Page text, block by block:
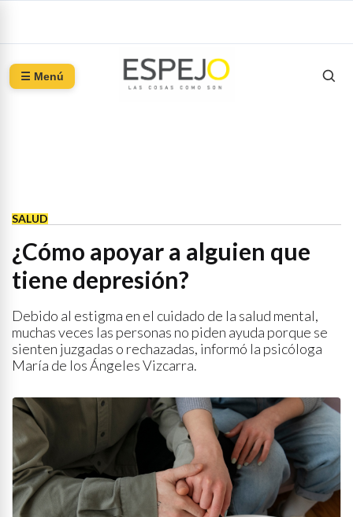
☰ Menú
SALUD
¿Cómo apoyar a alguien que
tiene depresión?
Debido al estigma en el cuidado de la salud mental,
muchas veces las personas no piden ayuda porque se
sienten juzgadas o rechazadas, informó la psicóloga
María de los Ángeles Vizcarra.